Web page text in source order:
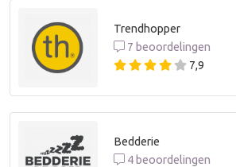
Trendhopper
7 beoordelingen
7,9
Bedderie
4 beoordelingen